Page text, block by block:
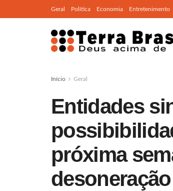
Geral Política Economia Entretenimento
Início Geral
Entidades
próxima